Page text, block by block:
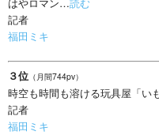
記者
福田ミキ
３位 （月間744pv）
時空も時間も溶ける玩具屋「い
記者
福田ミキ